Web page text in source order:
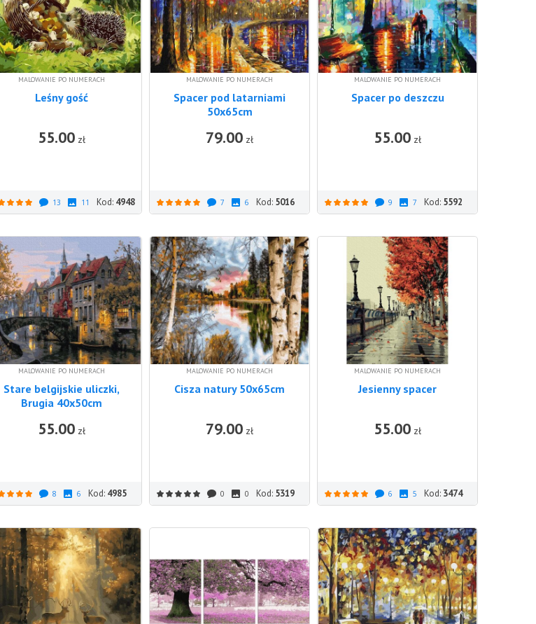
DO KOSZYKA
MALOWANIE PO NUMERACH
Leśny gość
55.00 zł DO KOSZYKA
13 11 Kod: 4948
MALOWANIE PO NUMERACH
Spacer pod latarniami
50x65cm
79.00 zł DO KOSZYKA
7 6 Kod: 5016
MALOWANIE PO NUMERACH
Spacer po deszczu
55.00 zł
9 7 Kod: 5592
MALOWANIE PO NUMERACH
Stare belgijskie uliczki,
Brugia 40x50cm
55.00 zł DO KOSZYKA
8 6 Kod: 4985
MALOWANIE PO NUMERACH
Cisza natury 50x65cm
79.00 zł DO KOSZYKA
0 0 Kod: 5319
MALOWANIE PO NUMERACH
Jesienny spacer
55.00 zł
6 5 Kod: 3474